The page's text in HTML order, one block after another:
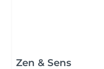
Zen & Sens